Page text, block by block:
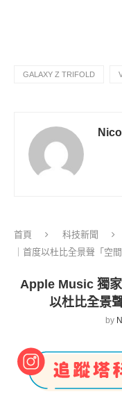
GALAXY Z TRIFOLD
Nico
首頁 科技新聞
｜首度以杜比全景聲「空
Apple Music 獨
以杜比全景
by